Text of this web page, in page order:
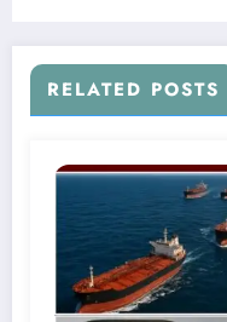
RELATED POSTS